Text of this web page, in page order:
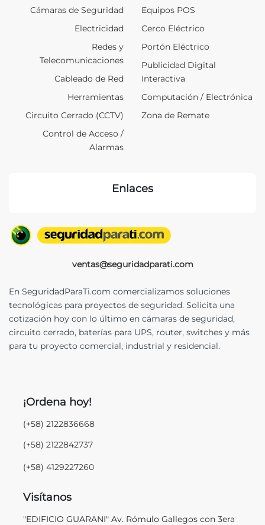
ventas@seguridadparati.com
En SeguridadParaTi.com comercializamos soluciones
tecnológicas para proyectos de seguridad. Solicita una
cotización hoy con lo último en cámaras de seguridad,
circuito cerrado, baterías para UPS, router, switches y más
para tu proyecto comercial, industrial y residencial.
¡Ordena hoy!
(+58) 2122836668
(+58) 2122842737
(+58) 4129227260
Visítanos
"EDIFICIO GUARANI" Av. Rómulo Gallegos con 3era
Cámaras de Seguridad
Electricidad
Redes y
Telecomunicaciones
Cableado de Red
Herramientas
Circuito Cerrado (CCTV)
Control de Acceso /
Alarmas
Equipos POS
Cerco Eléctrico
Portón Eléctrico
Publicidad Digital
Interactiva
Computación / Electrónica
Zona de Remate
Enlaces